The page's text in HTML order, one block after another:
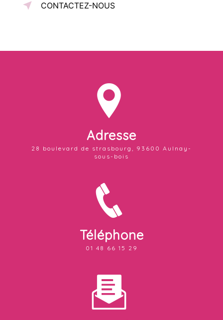
CONTACTEZ-NOUS
Adresse
28 boulevard de strasbourg, 93600 Aulnay-
sous-bois
Téléphone
01 48 66 15 29